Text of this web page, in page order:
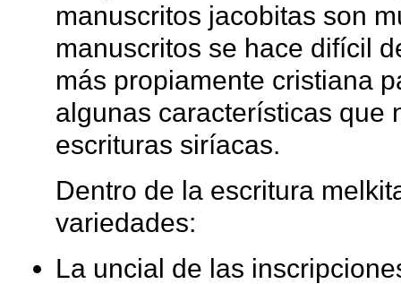
manuscritos jacobitas son
manuscritos se hace difícil
más propiamente cristiana
algunas características que
escrituras siríacas.
Dentro de la escritura
variedades:
La uncial de las